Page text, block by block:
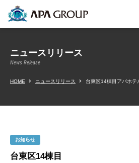
ニュースリリース
News Release
HOME ニュースリリース 台東区14棟目アパホテ
お知らせ
台東区14棟目